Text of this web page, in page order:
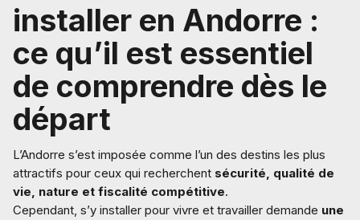
installer en Andorre :
ce qu’il est essentiel
de comprendre dès le
départ
L’Andorre s’est imposée comme l’un des destins les plus
attractifs pour ceux qui recherchent sécurité, qualité de
vie, nature et fiscalité compétitive.
Cependant, s’y installer pour vivre et travailler demande une